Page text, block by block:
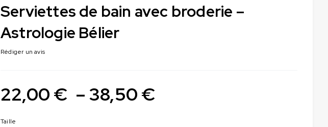
Serviettes de bain avec broderie –
Astrologie Bélier
Rédiger un avis
22,00€ –38,50€
Taille